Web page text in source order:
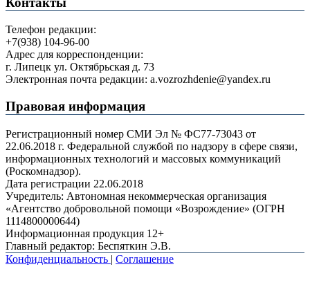
Телефон редакции:
+7(938) 104-96-00
Адрес для корреспонденции:
г. Липецк ул. Октябрьская д. 73
Электронная почта редакции: a.vozrozhdenie@yandex.ru
Правовая информация
Регистрационный номер СМИ Эл № ФС77-73043 от
22.06.2018 г. Федеральной службой по надзору в сфере связи,
информационных технологий и массовых коммуникаций
(Роскомнадзор).
Дата регистрации 22.06.2018
Учредитель: Автономная некоммерческая организация
«Агентство добровольной помощи «Возрождение» (ОГРН
1114800000644)
Информационная продукция 12+
Главный редактор: Беспяткин Э.В.
Конфиденциальность | Соглашение